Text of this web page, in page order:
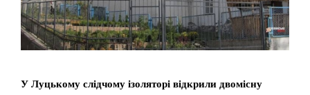
У Луцькому слідчому ізоляторі відкрили двомісну